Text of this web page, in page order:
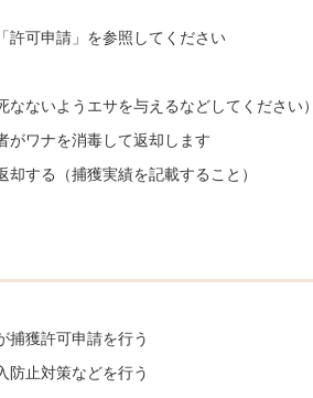
可申請」を参照してください
ないようエサを与えるなどしてください）
ワナを消毒して返却します
する（捕獲実績を記載すること）
捕獲許可申請を行う
防止対策などを行う